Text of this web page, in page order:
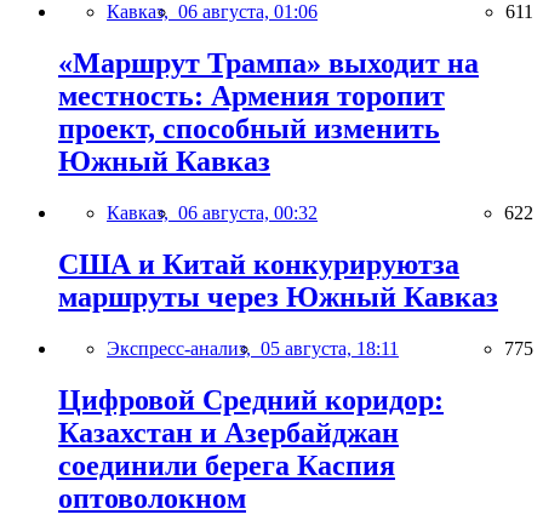
Кавказ, 06 августа, 01:06 611
«Маршрут Трампа» выходит на
местность: Армения торопит
проект, способный изменить
Южный Кавказ
Кавказ, 06 августа, 00:32 622
США и Китай конкурируютза
маршруты через Южный Кавказ
Экспресс-анализ, 05 августа, 18:11 775
Цифровой Средний коридор:
Казахстан и Азербайджан
соединили берега Каспия
оптоволокном